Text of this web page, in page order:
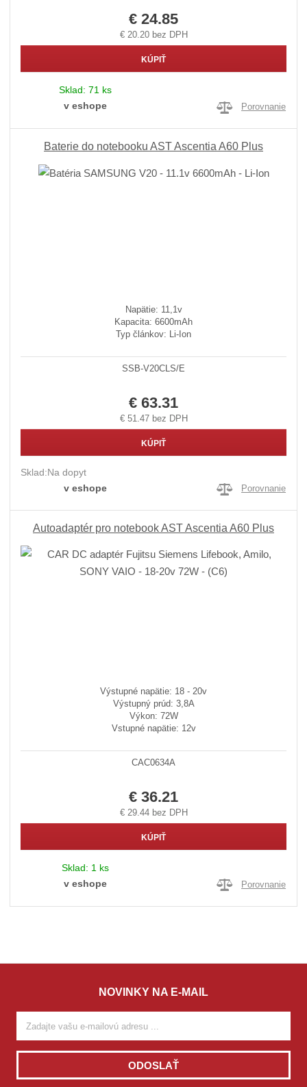
€ 24.85
€ 20.20 bez DPH
KÚPIŤ
Sklad: 71 ks
v eshope
Porovnanie
Baterie do notebooku AST Ascentia A60 Plus
Napätie: 11,1v
Kapacita: 6600mAh
Typ článkov: Li-Ion
SSB-V20CLS/E
€ 63.31
€ 51.47 bez DPH
KÚPIŤ
Sklad:Na dopyt
v eshope
Porovnanie
Autoadaptér pro notebook AST Ascentia A60 Plus
Výstupné napätie: 18 - 20v
Výstupný prúd: 3,8A
Výkon: 72W
Vstupné napätie: 12v
CAC0634A
€ 36.21
€ 29.44 bez DPH
KÚPIŤ
Sklad: 1 ks
v eshope
Porovnanie
NOVINKY NA E-MAIL
ODOSLAŤ